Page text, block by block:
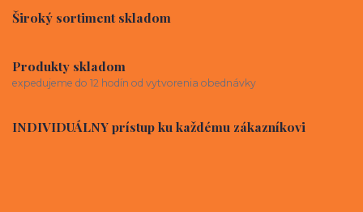
Široký sortiment skladom
Produkty skladom
expedujeme do 12 hodín od vytvorenia obednávky
INDIVIDUÁLNY prístup ku každému zákazníkovi